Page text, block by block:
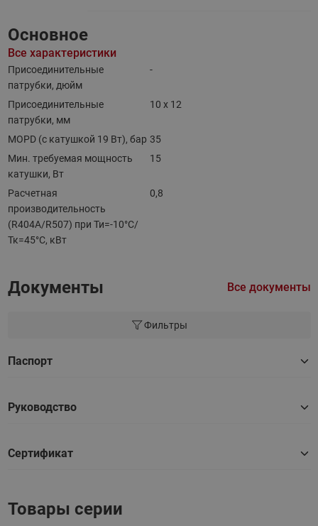
Основное
Все характеристики
Присоединительные
патрубки, дюйм
-
Присоединительные
патрубки, мм
10 x 12
MOPD (с катушкой 19 Вт), бар 35
Мин. требуемая мощность
катушки, Вт
15
Расчетная
производительность
(R404A/R507) при Ти=-10°С/
Тк=45°С, кВт
0,8
Документы Все документы
Фильтры
Паспорт
Руководство
Сертификат
Товары серии